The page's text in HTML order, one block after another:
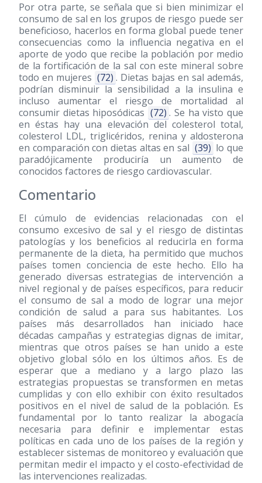
Por otra parte, se señala que si bien minimizar el
consumo de sal en los grupos de riesgo puede ser
beneficioso, hacerlos en forma global puede tener
consecuencias como la influencia negativa en el
aporte de yodo que recibe la población por medio
de la fortificación de la sal con este mineral sobre
todo en mujeres (72) . Dietas bajas en sal además,
podrían disminuir la sensibilidad a la insulina e
incluso aumentar el riesgo de mortalidad al
consumir dietas hiposódicas (72) . Se ha visto que
en éstas hay una elevación del colesterol total,
colesterol LDL, triglicéridos, renina y aldosterona
en comparación con dietas altas en sal (39) lo que
paradójicamente produciría un aumento de
conocidos factores de riesgo cardiovascular.
Comentario
El cúmulo de evidencias relacionadas con el
consumo excesivo de sal y el riesgo de distintas
patologías y los beneficios al reducirla en forma
permanente de la dieta, ha permitido que muchos
países tomen conciencia de este hecho. Ello ha
generado diversas estrategias de intervención a
nivel regional y de países específicos, para reducir
el consumo de sal a modo de lograr una mejor
condición de salud a para sus habitantes. Los
países más desarrollados han iniciado hace
décadas campañas y estrategias dignas de imitar,
mientras que otros países se han unido a este
objetivo global sólo en los últimos años. Es de
esperar que a mediano y a largo plazo las
estrategias propuestas se transformen en metas
cumplidas y con ello exhibir con éxito resultados
positivos en el nivel de salud de la población. Es
fundamental por lo tanto realizar la abogacía
necesaria para definir e implementar estas
políticas en cada uno de los países de la región y
establecer sistemas de monitoreo y evaluación que
permitan medir el impacto y el costo-efectividad de
las intervenciones realizadas.